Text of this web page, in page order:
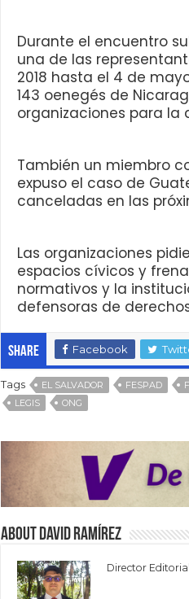
Durante el encuentro
una de las
2018 hasta el 4 de
143 oenegés de
organizaciones para la
También un miembro
expuso el caso de
canceladas en las
Las organizaciones
espacios cívicos y
normativos y la
defensoras de
Share Facebook
Tags EL SALVADOR FESPAD
LEGIS
ONG
About David Ramírez
Director